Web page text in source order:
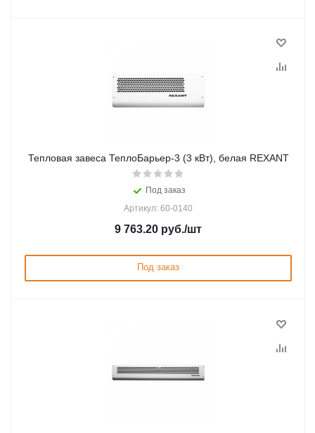
Тепловая завеса ТеплоБарьер-3 (3 кВт), белая REXANT
Под заказ
Артикул: 60-0140
9 763.20 руб./шт
Под заказ